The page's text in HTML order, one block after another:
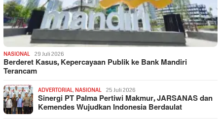
NASIONAL 29 Juli 2026
Berderet Kasus, Kepercayaan Publik ke Bank Mandiri
Terancam
ADVERTORIAL, NASIONAL 25 Juli 2026
Sinergi PT Palma Pertiwi Makmur, JARSANAS dan
Kemendes Wujudkan Indonesia Berdaulat